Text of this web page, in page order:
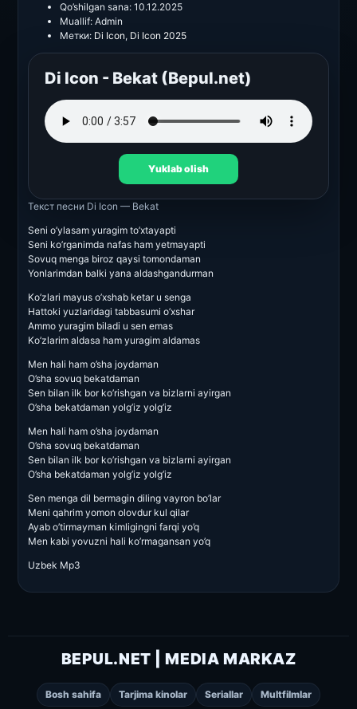
Qo’shilgan sana: 10.12.2025
Muallif: Admin
Метки: Di Icon, Di Icon 2025
Di Icon - Bekat (Bepul.net)
Yuklab olish
Текст песни Di Icon — Bekat
Seni o’ylasam yuragim to’xtayapti
Seni ko’rganimda nafas ham yetmayapti
Sovuq menga biroz qaysi tomondaman
Yonlarimdan balki yana aldashgandurman
Ko’zlari mayus o’xshab ketar u senga
Hattoki yuzlaridagi tabbasumi o’xshar
Ammo yuragim biladi u sen emas
Ko’zlarim aldasa ham yuragim aldamas
Men hali ham o’sha joydaman
O’sha sovuq bekatdaman
Sen bilan ilk bor ko’rishgan va bizlarni ayirgan
O’sha bekatdaman yolg’iz yolg’iz
Men hali ham o’sha joydaman
O’sha sovuq bekatdaman
Sen bilan ilk bor ko’rishgan va bizlarni ayirgan
O’sha bekatdaman yolg’iz yolg’iz
Sen menga dil bermagin diling vayron bo’lar
Meni qahrim yomon olovdur kul qilar
Ayab o’tirmayman kimligingni farqi yo’q
Men kabi yovuzni hali ko’rmagansan yo’q
Uzbek Mp3
BEPUL.NET | MEDIA MARKAZ
Bosh sahifa Tarjima kinolar Seriallar Multfilmlar